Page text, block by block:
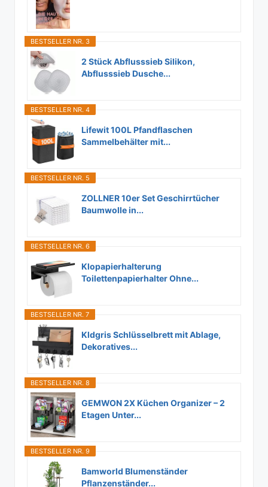
BESTSELLER NR. 3
2 Stück Abflusssieb Silikon,
Abflusssieb Dusche...
BESTSELLER NR. 4
Lifewit 100L Pfandflaschen
Sammelbehälter mit...
BESTSELLER NR. 5
ZOLLNER 10er Set Geschirrtücher
Baumwolle in...
BESTSELLER NR. 6
Klopapierhalterung
Toilettenpapierhalter Ohne...
BESTSELLER NR. 7
Kldgris Schlüsselbrett mit Ablage,
Dekoratives...
BESTSELLER NR. 8
GEMWON 2X Küchen Organizer – 2
Etagen Unter...
BESTSELLER NR. 9
Bamworld Blumenständer
Pflanzenständer...